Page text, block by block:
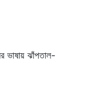
ভাষায় ঝাঁপতাল-